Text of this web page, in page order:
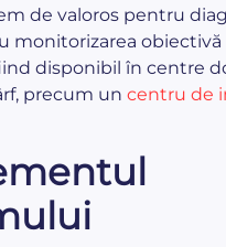
de valoros pentru
monitorizarea obiectivă
disponibil în centre
precum un centru de